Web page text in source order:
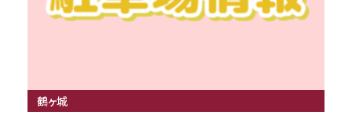
鶴ヶ城